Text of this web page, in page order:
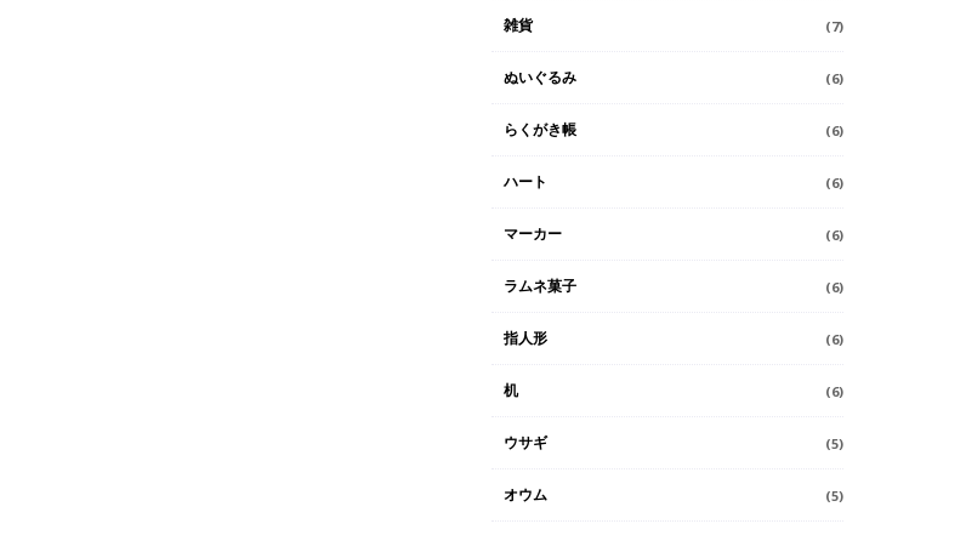
雑貨 (7)
ぬいぐるみ (6)
らくがき帳 (6)
ハート (6)
マーカー (6)
ラムネ菓子 (6)
指人形 (6)
机 (6)
ウサギ (5)
オウム (5)